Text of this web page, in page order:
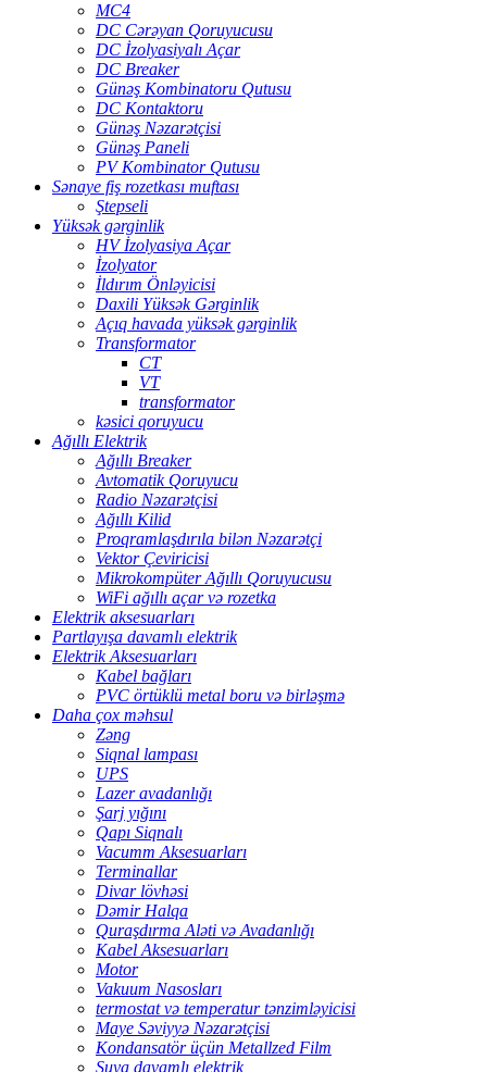
MC4
DC Cərəyan Qoruyucusu
DC İzolyasiyalı Açar
DC Breaker
Günəş Kombinatoru Qutusu
DC Kontaktoru
Günəş Nəzarətçisi
Günəş Paneli
PV Kombinator Qutusu
Sənaye fiş rozetkası muftası
Ştepseli
Yüksək gərginlik
HV İzolyasiya Açar
İzolyator
İldırım Önləyicisi
Daxili Yüksək Gərginlik
Açıq havada yüksək gərginlik
Transformator
CT
VT
transformator
kəsici qoruyucu
Ağıllı Elektrik
Ağıllı Breaker
Avtomatik Qoruyucu
Radio Nəzarətçisi
Ağıllı Kilid
Proqramlaşdırıla bilən Nəzarətçi
Vektor Çeviricisi
Mikrokompüter Ağıllı Qoruyucusu
WiFi ağıllı açar və rozetka
Elektrik aksesuarları
Partlayışa davamlı elektrik
Elektrik Aksesuarları
Kabel bağları
PVC örtüklü metal boru və birləşmə
Daha çox məhsul
Zəng
Siqnal lampası
UPS
Lazer avadanlığı
Şarj yığını
Qapı Siqnalı
Vacumm Aksesuarları
Terminallar
Divar lövhəsi
Dəmir Halqa
Quraşdırma Aləti və Avadanlığı
Kabel Aksesuarları
Motor
Vakuum Nasosları
termostat və temperatur tənzimləyicisi
Maye Səviyyə Nəzarətçisi
Kondansatör üçün Metallzed Film
Suya davamlı elektrik